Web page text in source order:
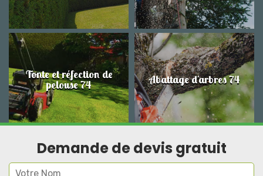
Tonte et réfection de
pelouse 74 Abattage d'arbres 74
Demande de devis gratuit